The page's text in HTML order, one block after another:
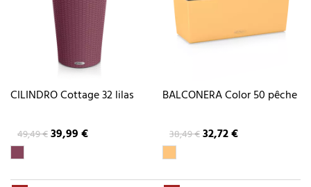
CILINDRO Cottage 32 lilas
49,49 €39,99 €
BALCONERA Color 50 pêche
38,49 €32,72 €